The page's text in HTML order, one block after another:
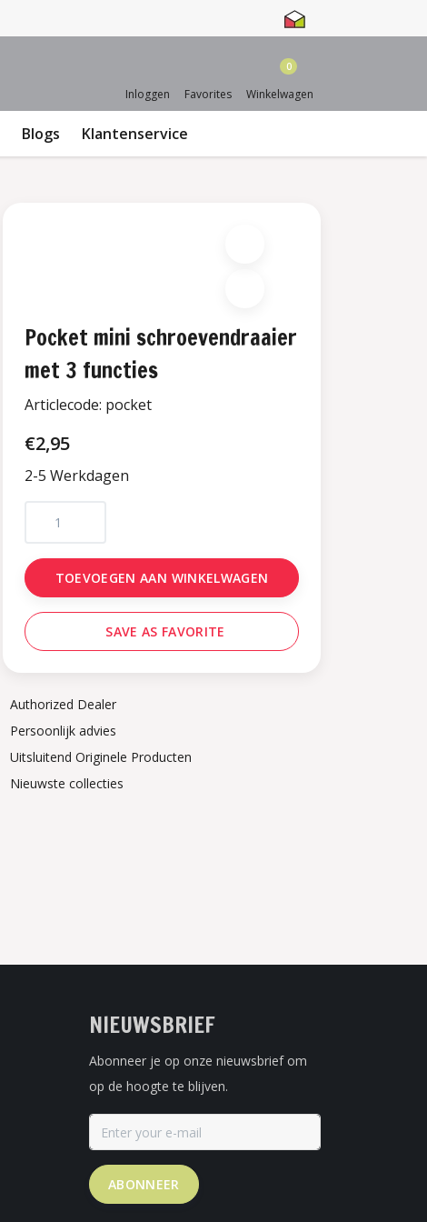
Inloggen Favorites
0
Winkelwagen
Blogs Klantenservice
Pocket mini schroevendraaier
met 3 functies
Articlecode: pocket
€2,95
2-5 Werkdagen
TOEVOEGEN AAN WINKELWAGEN
SAVE AS FAVORITE
Authorized Dealer
Persoonlijk advies
Uitsluitend Originele Producten
Nieuwste collecties
NIEUWSBRIEF
Abonneer je op onze nieuwsbrief om
op de hoogte te blijven.
ABONNEER